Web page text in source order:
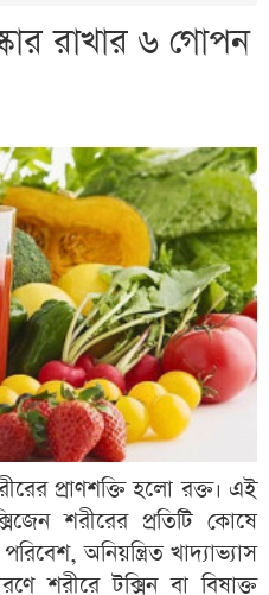
রাখার ৬ গোপন
প্রাণশক্তি হলো রক্ত। এই
শরীরের প্রতিটি কোষে
অনিয়ন্ত্রিত খাদ্যাভ্যাস
শরীরে টক্সিন বা বিষাক্ত